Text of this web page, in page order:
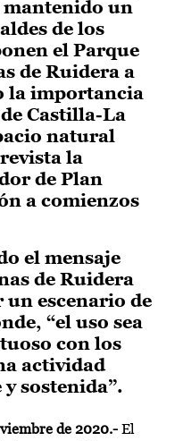
mantenido un
de los
el Parque
de Ruidera a
la importancia
Castilla-La
natural
la
de Plan
a comienzos
el mensaje
de Ruidera
un escenario de
“el uso sea
con los
actividad
sostenida”.
de 2020.- El